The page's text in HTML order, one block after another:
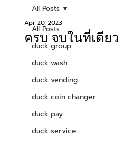
All Posts
duck group
duck wash
duck vending
duck coin changer
duck pay
duck service
All Posts
ครบ จบในที่เดียว
Apr 20, 2023